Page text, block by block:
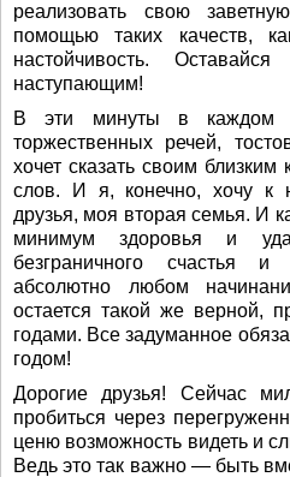
реализовать свою
помощью таких качеств,
настойчивость.
наступающим!
В эти минуты в каждом
торжественных речей,
хочет сказать своим
слов. И я, конечно, хочу к
друзья, моя вторая семья. И
минимум здоровья и
безграничного счастья
абсолютно любом
остается такой же верной,
годами. Все задуманное
годом!
Дорогие друзья! Сейчас
пробиться через
ценю возможность видеть и
Ведь это так важно — быть